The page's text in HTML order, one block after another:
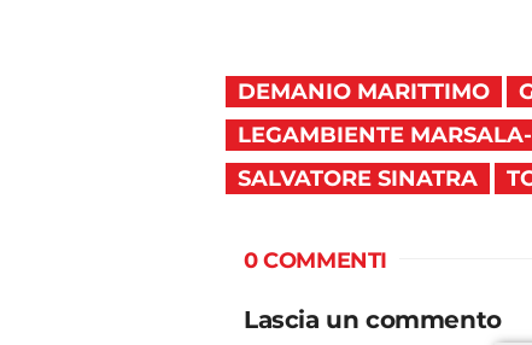
DEMANIO MARITTIMO
LEGAMBIENTE
SALVATORE SINATRA
0 COMMENTI
Lascia un commento